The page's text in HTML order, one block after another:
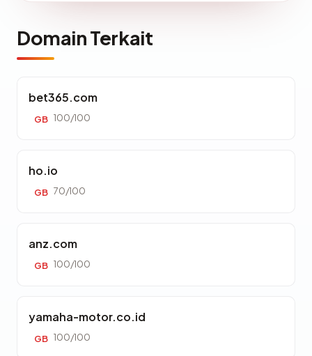
Domain Terkait
bet365.com
GB 100/100
ho.io
GB 70/100
anz.com
GB 100/100
yamaha-motor.co.id
GB 100/100